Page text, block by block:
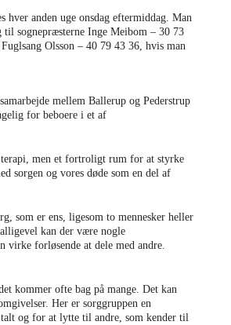
hver anden uge onsdag eftermiddag. Man
til sognepræsterne Inge Meibom – 30 73
Olsson – 40 79 43 36, hvis man
mellem Ballerup og Pederstrup
for beboere i et af
men et fortroligt rum for at styrke
sorgen og vores døde som en del af
som er ens, ligesom to mennesker heller
kan der være nogle
virke forløsende at dele med andre.
kommer ofte bag på mange. Det kan
Her er sorggruppen en
og for at lytte til andre, som kender til